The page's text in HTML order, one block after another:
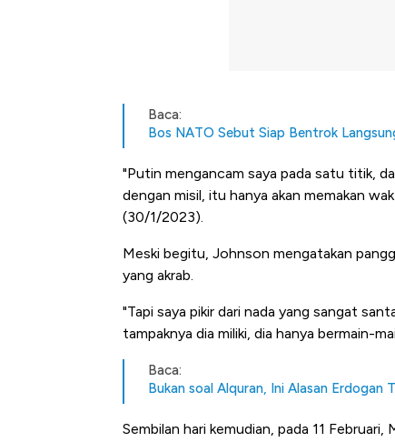
Baca:
Bos NATO Sebut Siap Bentrok
"Putin mengancam saya pada satu titik,
dengan misil, itu hanya akan memakan
(30/1/2023).
Meski begitu, Johnson mengatakan
yang akrab.
"Tapi saya pikir dari nada yang sangat
tampaknya dia miliki, dia hanya bermain-
Baca:
Bukan soal Alquran, Ini Alasan Erdogan
Sembilan hari kemudian, pada 11
Kongo Tutup Keran Ekspor,